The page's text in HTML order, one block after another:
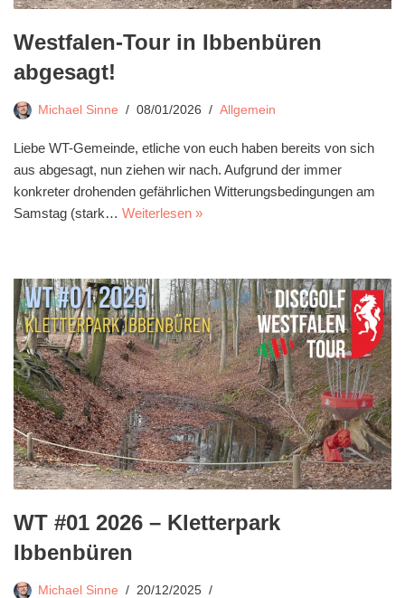
Westfalen-Tour in Ibbenbüren
abgesagt!
Michael Sinne 08/01/2026 Allgemein
Liebe WT-Gemeinde, etliche von euch haben bereits von sich
aus abgesagt, nun ziehen wir nach. Aufgrund der immer
konkreter drohenden gefährlichen Witterungsbedingungen am
Samstag (stark… Weiterlesen »
WT #01 2026 – Kletterpark
Ibbenbüren
Michael Sinne
20/12/2025